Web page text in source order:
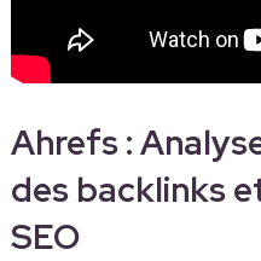
Ahrefs :
des backlinks
SEO